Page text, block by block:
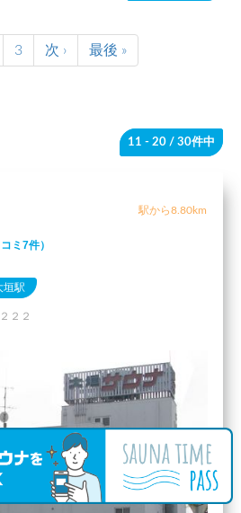
3 次 › 最後 »
11 - 20 / 30件中
駅から8.80km
コミ7件）
垣駅
２２